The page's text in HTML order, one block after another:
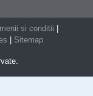
si conditii
Sitemap